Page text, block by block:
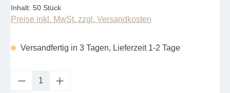
Inhalt: 50 Stück
Preise inkl. MwSt. zzgl. Versandkosten
Versandfertig in 3 Tagen, Lieferzeit 1-2 Tage
Produkt Anzahl: Gib den gewünschten